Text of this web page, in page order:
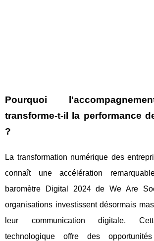
Pourquoi
transforme-t-il la performance
?
La transformation numérique des
connaît une accélération
baromètre Digital 2024 de We Are
organisations investissent désormais
leur communication digitale.
technologique offre des